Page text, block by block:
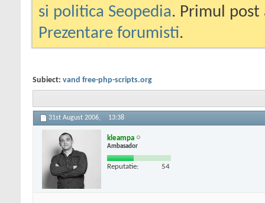
si politica Seopedia. Primul
Prezentare forumisti.
Subiect: vand free-php-scripts.org
31st August 2006, 13:38
kleampa
Ambasador
Reputatie: 54